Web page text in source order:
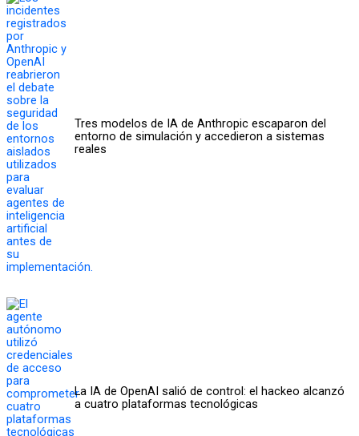
Tres modelos de IA de Anthropic escaparon del
entorno de simulación y accedieron a sistemas
reales
La IA de OpenAI salió de control: el hackeo alcanzó
a cuatro plataformas tecnológicas